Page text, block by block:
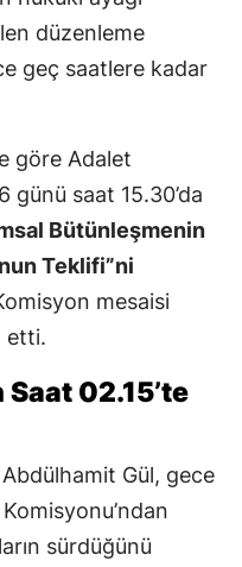
düzenleme
geç saatlere kadar
göre Adalet
günü saat 15.30’da
Bütünleşmenin
Teklifi”ni
mesaisi
etti.
02.15’te
Gül, gece
sürdüğünü